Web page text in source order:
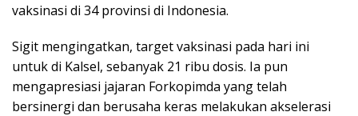
vaksinasi di 34 provinsi di Indonesia.
Sigit mengingatkan, target vaksinasi pada hari ini
untuk di Kalsel, sebanyak 21 ribu dosis. Ia pun
mengapresiasi jajaran Forkopimda yang telah
bersinergi dan berusaha keras melakukan akselerasi